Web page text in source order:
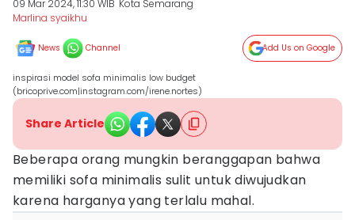
09 Mar 2024, 11:30 WIB Kota Semarang
Marlina syaikhu
News Channel Add Us on Google
inspirasi model sofa minimalis low budget
(bricoprive.com|instagram.com/irene.nortes)
Share Article
Beberapa orang mungkin beranggapan bahwa
memiliki sofa minimalis sulit untuk diwujudkan
karena harganya yang terlalu mahal.